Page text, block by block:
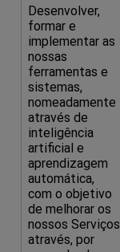
Desenvolver,
formar e
implementar as
nossas
ferramentas e
sistemas,
nomeadamente
através de
inteligência
artificial e
aprendizagem
automática,
com o objetivo
de melhorar os
nossos Serviços
através, por